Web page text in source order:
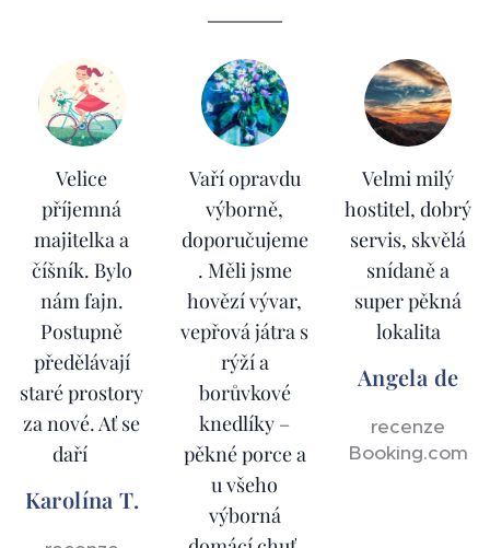
Velice
příjemná
majitelka a
číšník. Bylo
nám fajn.
Postupně
předělávají
staré prostory
za nové. Ať se
daří👍
Karolína T.
Vaří opravdu
výborně,
doporučujeme
. Měli jsme
hovězí vývar,
vepřová játra s
rýží a
borůvkové
knedlíky –
pěkné porce a
u všeho
výborná
Velmi milý
hostitel, dobrý
servis, skvělá
snídaně a
super pěkná
lokalita
Angela de
recenze
Booking.com